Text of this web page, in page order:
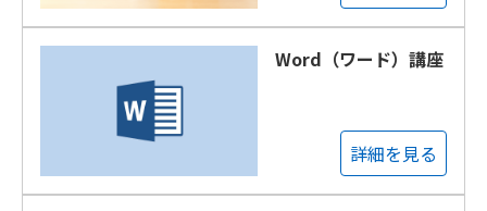
Word（ワード）講座
詳細を見る